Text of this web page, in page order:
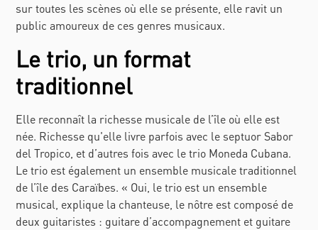
sur toutes les scènes où elle se présente, elle ravit un
public amoureux de ces genres musicaux.
Le trio, un format
traditionnel
Elle reconnaît la richesse musicale de l’île où elle est
née. Richesse qu'elle livre parfois avec le septuor Sabor
del Tropico, et d’autres fois avec le trio Moneda Cubana.
Le trio est également un ensemble musicale traditionnel
de l’île des Caraïbes. « Oui, le trio est un ensemble
musical, explique la chanteuse, le nôtre est composé de
deux guitaristes : guitare d’accompagnement et guitare